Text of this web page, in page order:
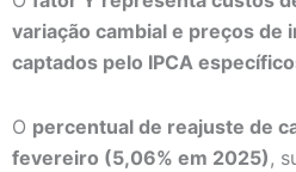
variação cambial e preços de
captados pelo IPCA
O percentual de reajuste de
fevereiro (5,06% em 2025),